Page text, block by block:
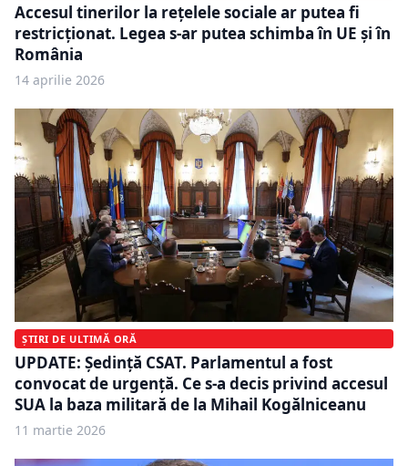
Accesul tinerilor la rețelele sociale ar putea fi
restricționat. Legea s-ar putea schimba în UE și în
România
14 aprilie 2026
ȘTIRI DE ULTIMĂ ORĂ
UPDATE: Ședință CSAT. Parlamentul a fost
convocat de urgență. Ce s-a decis privind accesul
SUA la baza militară de la Mihail Kogălniceanu
11 martie 2026